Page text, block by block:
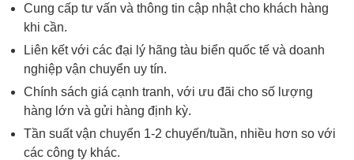
Cung cấp tư vấn và thông tin cập nhật cho khách hàng
khi cần.
Liên kết với các đại lý hãng tàu biển quốc tế và doanh
nghiệp vận chuyển uy tín.
Chính sách giá cạnh tranh, với ưu đãi cho số lượng
hàng lớn và gửi hàng định kỳ.
Tần suất vận chuyển 1-2 chuyến/tuần, nhiều hơn so với
các công ty khác.